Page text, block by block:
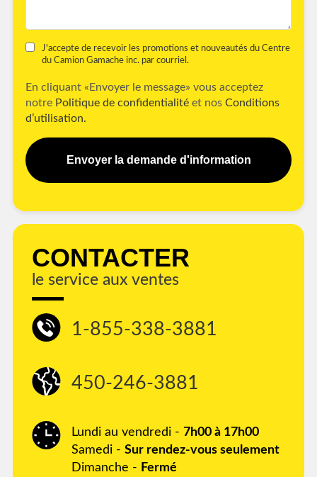
J'accepte de recevoir les promotions et nouveautés du Centre
du Camion Gamache inc. par courriel.
En cliquant «Envoyer le message» vous acceptez
notre Politique de confidentialité et nos Conditions
d’utilisation.
Envoyer la demande d'information
CONTACTER
le service aux ventes
1-855-338-3881
450-246-3881
Lundi au vendredi - 7h00 à 17h00
Samedi - Sur rendez-vous seulement
Dimanche - Fermé